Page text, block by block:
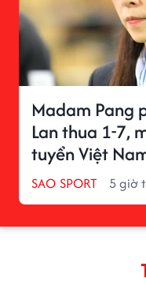
Madam Pang
Lan thua 1-7,
tuyển Việt
SAO SPORT 5 giờ